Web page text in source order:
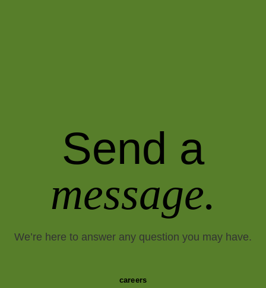
Send a
message.
We’re here to answer any question you may have.
careers